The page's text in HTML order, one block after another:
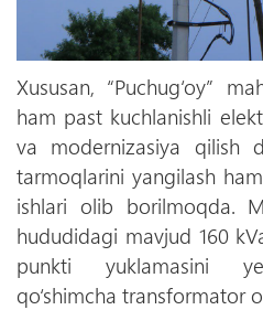
Xususan, “Puchug‘oy”
ham past kuchlanishli
va modernizasiya qilish
tarmoqlarini yangilash
ishlari olib borilmoqda.
hududidagi mavjud 160
punkti yuklamasini
qo‘shimcha transformator